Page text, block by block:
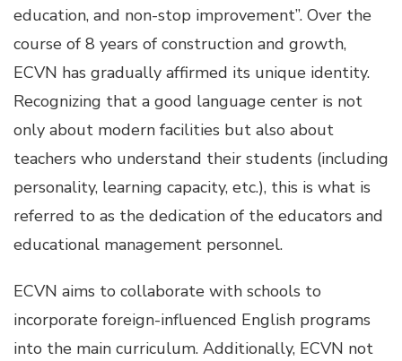
education, and non-stop improvement”. Over the
course of 8 years of construction and growth,
ECVN has gradually affirmed its unique identity.
Recognizing that a good language center is not
only about modern facilities but also about
teachers who understand their students (including
personality, learning capacity, etc.), this is what is
referred to as the dedication of the educators and
educational management personnel.
ECVN aims to collaborate with schools to
incorporate foreign-influenced English programs
into the main curriculum. Additionally, ECVN not